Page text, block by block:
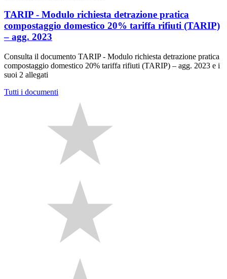
TARIP - Modulo richiesta detrazione pratica
compostaggio domestico 20% tariffa rifiuti (TARIP)
– agg. 2023
Consulta il documento TARIP - Modulo richiesta detrazione pratica
compostaggio domestico 20% tariffa rifiuti (TARIP) – agg. 2023 e i
suoi 2 allegati
Tutti i documenti